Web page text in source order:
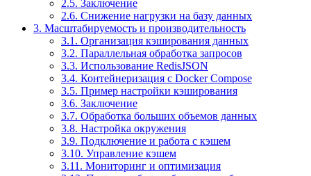
2.5. Заключение
2.6. Снижение нагрузки на базу данных
3. Масштабируемость и производительность
3.1. Организация кэширования данных
3.2. Параллельная обработка запросов
3.3. Использование RedisJSON
3.4. Контейнеризация с Docker Compose
3.5. Пример настройки кэширования
3.6. Заключение
3.7. Обработка больших объемов данных
3.8. Настройка окружения
3.9. Подключение и работа с кэшем
3.10. Управление кэшем
3.11. Мониторинг и оптимизация